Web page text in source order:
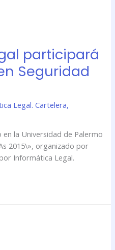
participará
Seguridad
Legal. Cartelera,
en la Universidad de Palermo
2015\», organizado por
Informática Legal.